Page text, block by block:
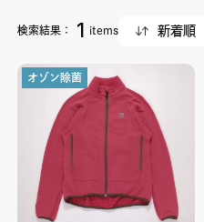
検索結果： 1 items
オゾン除菌